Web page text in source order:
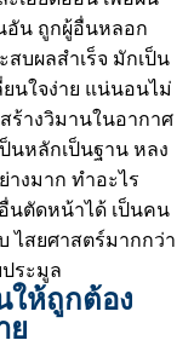
อัน ถูกผู้อื่นหลอก
สบผลสำเร็จ มักเป็น
นใจง่าย แน่นอนไม่
ร้างวิมานในอากาศ
นหลักเป็นฐาน หลง
างมาก ทำอะไร
นตัดหน้าได้ เป็นคน
ไสยศาสตร์มากกว่า
ประมูล
ให้ถูกต้อง
ย